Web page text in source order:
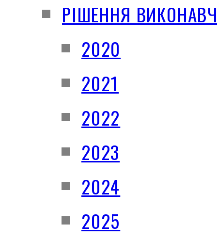
РІШЕННЯ
2020
2021
2022
2023
2024
2025